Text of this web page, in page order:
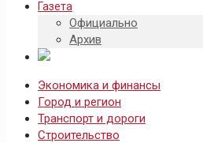
Газета
Официально
Архив
Экономика и финансы
Город и регион
Транспорт и дороги
Строительство